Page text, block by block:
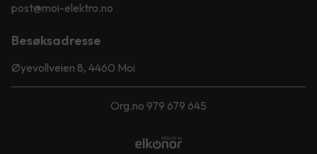
post@moi-elektro.no
Besøksadresse
Øyevollveien 8, 4460 Moi
Org.no 979 679 645